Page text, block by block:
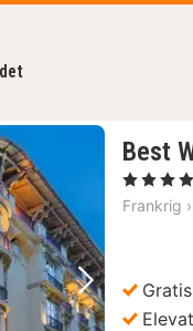
Næste
Best
, 4 Stjerner
Frankrig ›